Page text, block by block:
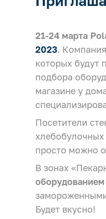
21-24 марта
2023.
которых будут
подбора
магазине у
Посетители
просто можно
В зонах
оборудованием
замороженными
Будет вкусно!
Шкафы для вызревания
Камеры для вызревания
Барные столы / шкафы
Столы холодильные
Камеры холодильные
Машины холодильные
Термоконтейнеры
Решения для Dark /
Выберите ближайший АСЦ,
Контакты сервисной
или электронной почте
Сообщите о
Заполните форму, чтобы
гарантийным
Smart Serviсe
Единый доступ по QR-